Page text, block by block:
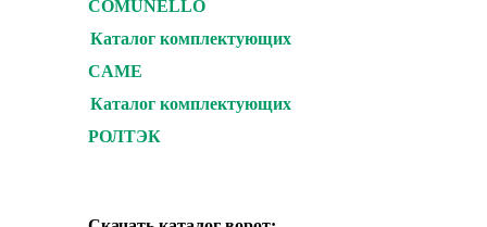
COMUNELLO
Каталог комплектующих
CAME
Каталог комплектующих
РОЛТЭК